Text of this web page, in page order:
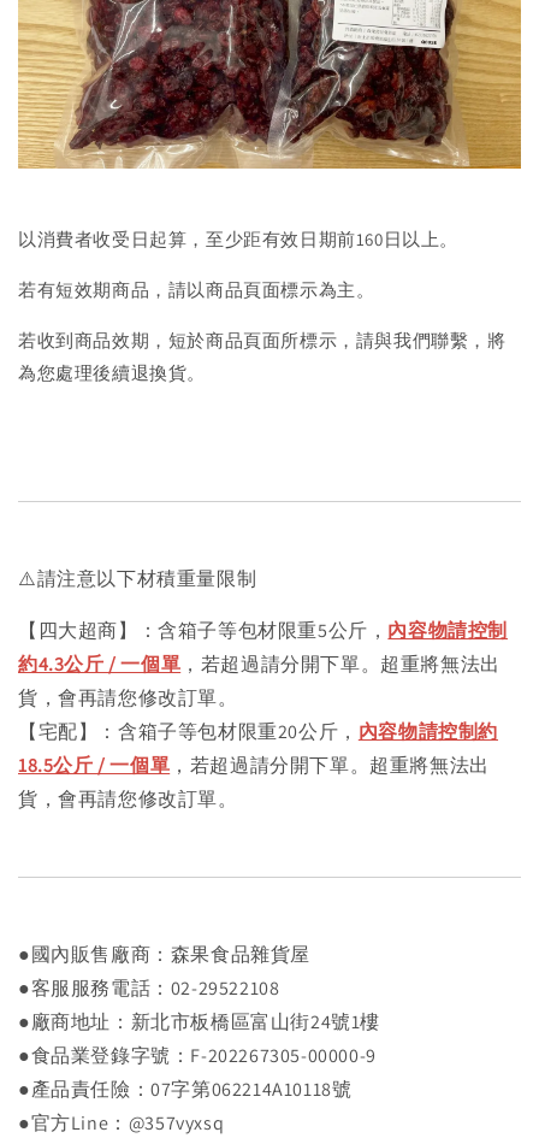
以消費者收受日起算，至少距有效日期前160日以上。
若有短效期商品，請以商品頁面標示為主。
若收到商品效期，短於商品頁面所標示，請與我們聯繫，將
為您處理後續退換貨。
⚠️請注意以下材積重量限制
【四大超商】：含箱子等包材限重5公斤， 內容物請控制
約4.3公斤 / 一個單 ，若超過請分開下單。超重將無法出
貨，會再請您修改訂單。
【宅配】：含箱子等包材限重20公斤， 內容物請控制約
18.5公斤 / 一個單 ，若超過請分開下單。超重將無法出
貨，會再請您修改訂單。
●國內販售廠商：森果食品雜貨屋
●客服服務電話：02-29522108
●廠商地址：新北市板橋區富山街24號1樓
●食品業登錄字號：F-202267305-00000-9
●產品責任險：07字第062214A10118號
●官方Line：@357vyxsq